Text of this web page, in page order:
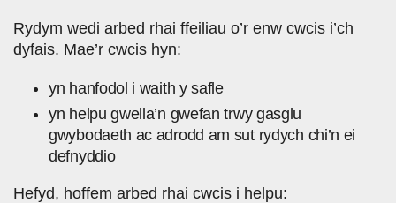
Rydym wedi arbed rhai ffeiliau o’r enw cwcis i’ch
dyfais. Mae’r cwcis hyn:
yn hanfodol i waith y safle
yn helpu gwella’n gwefan trwy gasglu
gwybodaeth ac adrodd am sut rydych chi’n ei
defnyddio
Hefyd, hoffem arbed rhai cwcis i helpu: